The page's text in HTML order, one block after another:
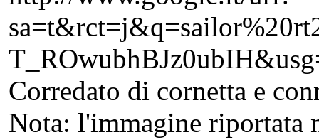
Corredato di cornetta e
Nota: l'immagine riportata